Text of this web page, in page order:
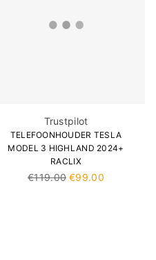
Trustpilot
TELEFOONHOUDER TESLA
MODEL 3 HIGHLAND 2024+
RACLIX
Normale
€119.00 €99.00